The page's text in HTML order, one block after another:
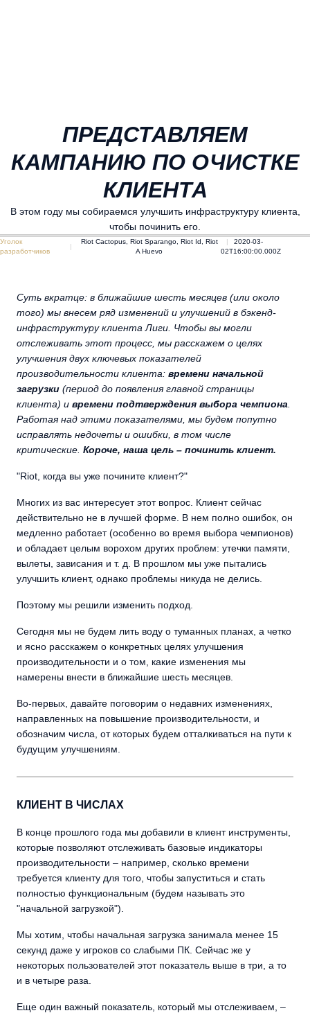
ПРЕДСТАВЛЯЕМ
КАМПАНИЮ ПО ОЧИСТКЕ
КЛИЕНТА
В этом году мы собираемся улучшить инфраструктуру клиента,
чтобы починить его.
Уголок
разработчиков
Riot Cactopus, Riot Sparango, Riot Id, Riot
A Huevo
2020-03-
02T16:00:00.000Z
Суть вкратце: в ближайшие шесть месяцев (или около
того) мы внесем ряд изменений и улучшений в бэкенд-
инфраструктуру клиента Лиги. Чтобы вы могли
отслеживать этот процесс, мы расскажем о целях
улучшения двух ключевых показателей
производительности клиента: времени начальной
загрузки (период до появления главной страницы
клиента) и времени подтверждения выбора чемпиона
Работая над этими показателями, мы будем попутно
исправлять недочеты и ошибки, в том числе
критические. Короче, наша цель – починить клиент.
"Riot, когда вы уже почините клиент?"
Многих из вас интересует этот вопрос. Клиент сейчас
действительно не в лучшей форме. В нем полно ошибок, он
медленно работает (особенно во время выбора чемпионов)
и обладает целым ворохом других проблем: утечки памяти,
вылеты, зависания и т. д. В прошлом мы уже пытались
улучшить клиент, однако проблемы никуда не делись.
Поэтому мы решили изменить подход.
Сегодня мы не будем лить воду о туманных планах, а четко
и ясно расскажем о конкретных целях улучшения
производительности и о том, какие изменения мы
намерены внести в ближайшие шесть месяцев.
Во-первых, давайте поговорим о недавних изменениях,
направленных на повышение производительности, и
обозначим числа, от которых будем отталкиваться на пути к
будущим улучшениям.
КЛИЕНТ В ЧИСЛАХ
В конце прошлого года мы добавили в клиент инструменты,
которые позволяют отслеживать базовые индикаторы
производительности – например, сколько времени
требуется клиенту для того, чтобы запуститься и стать
полностью функциональным (будем называть это
"начальной загрузкой").
Мы хотим, чтобы начальная загрузка занимала менее 15
секунд даже у игроков со слабыми ПК. Сейчас же у
некоторых пользователей этот показатель выше в три, а то
и в четыре раза.
Еще один важный показатель, который мы отслеживаем, –